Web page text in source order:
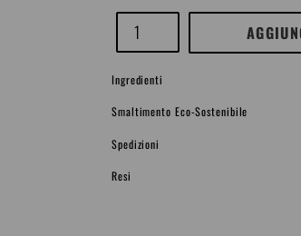
Quantità
Ingredienti
Smaltimento Eco-Sostenibile
Spedizioni
Resi